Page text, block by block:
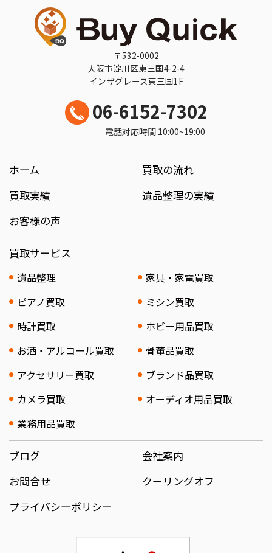
〒532-0002
大阪市淀川区東三国4-2-4
インザグレース東三国1F
06-6152-7302
電話対応時間 10:00~19:00
ホーム
買取の流れ
買取実績
遺品整理の実績
お客様の声
買取サービス
遺品整理
家具・家電買取
ピアノ買取
ミシン買取
時計買取
ホビー用品買取
お酒・アルコール買取
骨董品買取
アクセサリー買取
ブランド品買取
カメラ買取
オーディオ用品買取
業務用品買取
ブログ
会社案内
お問合せ
クーリングオフ
プライバシーポリシー